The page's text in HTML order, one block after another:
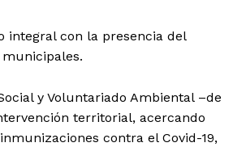
integral con la presencia del
y Voluntariado Ambiental –de
territorial, acercando
contra el Covid-19,